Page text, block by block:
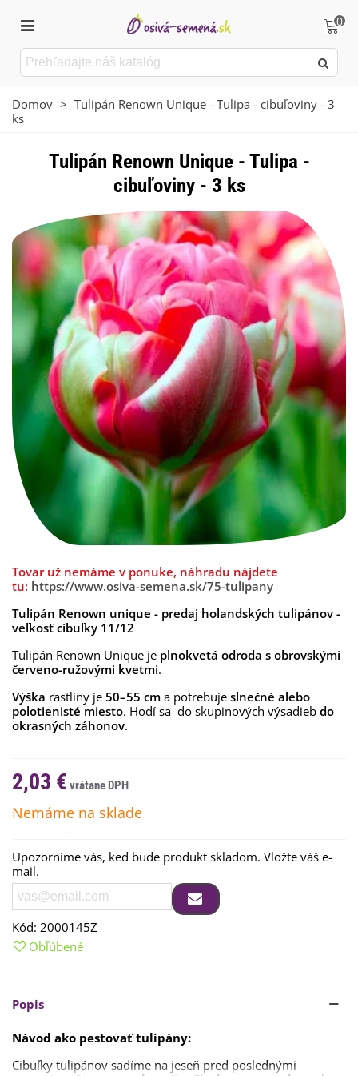
0
Domov > Tulipán Renown Unique - Tulipa - cibuľoviny - 3
ks
Tulipán Renown Unique - Tulipa -
cibuľoviny - 3 ks
Tovar už nemáme v ponuke, náhradu nájdete
tu: https://www.osiva-semena.sk/75-tulipany
Tulipán Renown unique - predaj holandských tulipánov -
veľkosť cibuľky 11/12
Tulipán Renown Unique je plnokvetá odroda s obrovskými
červeno-ružovými kvetmi.
Výška rastliny je 50–55 cm a potrebuje slnečné alebo
polotienisté miesto. Hodí sa do skupinových výsadieb do
okrasných záhonov.
2,03 €
Nemáme na sklade
Upozorníme vás, keď bude produkt skladom. Vložte váš e-
mail.
Kód: 2000145Z
Obľúbené
Popis
Návod ako pestovať tulipány:
Cibuľky tulipánov sadíme na jeseň pred poslednými